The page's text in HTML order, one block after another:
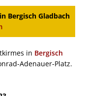
Bergisch Gladbach
in Bergisch
Adenauer-Platz.